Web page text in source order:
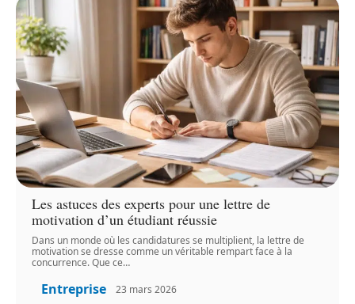
Les astuces des experts pour une lettre de
motivation d’un étudiant réussie
Dans un monde où les candidatures se multiplient, la lettre de
motivation se dresse comme un véritable rempart face à la
concurrence. Que ce…
Entreprise 23 mars 2026